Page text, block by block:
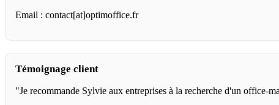
Email : contact[at]optimoffice.fr
Témoignage client
"Je recommande Sylvie aux entreprises à la recherche d'un office-